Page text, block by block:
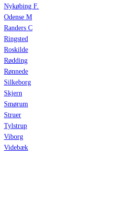
Nykøbing F.
Odense M
Randers C
Ringsted
Roskilde
Rødding
Rønnede
Silkeborg
Skjern
Smørum
Struer
Tylstrup
Viborg
Videbæk